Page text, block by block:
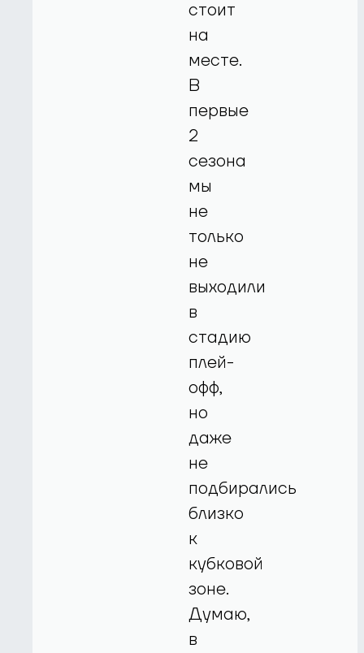
стоит
на
месте.
В
первые
2
сезона
мы
не
только
не
выходили
в
стадию
плей-
офф,
но
даже
не
подбирались
близко
к
кубковой
зоне.
Думаю,
в